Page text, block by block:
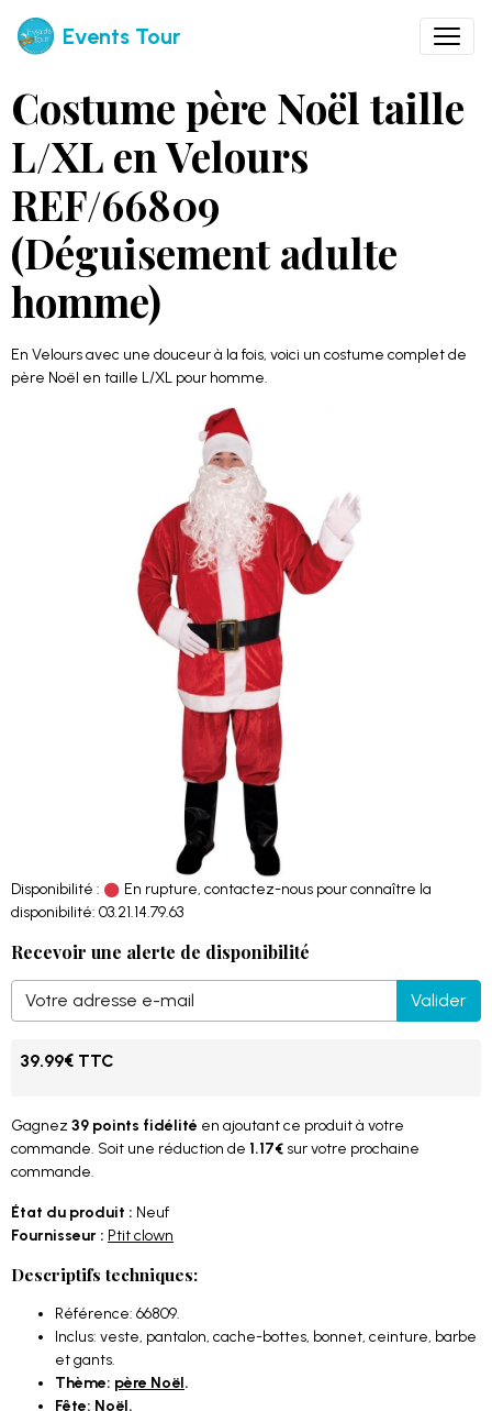
Events Tour
Costume père Noël taille
L/XL en Velours
REF/66809
(Déguisement adulte
homme)
En Velours avec une douceur à la fois, voici un costume complet de
père Noël en taille L/XL pour homme.
Disponibilité :
En rupture, contactez-nous pour connaître la
disponibilité: 03.21.14.79.63
Recevoir une alerte de disponibilité
Valider
39.99€ TTC
Gagnez 39 points fidélité en ajoutant ce produit à votre
commande. Soit une réduction de 1.17€ sur votre prochaine
commande.
État du produit : Neuf
Fournisseur : Ptit clown
Descriptifs techniques:
Référence: 66809.
Inclus: veste, pantalon, cache-bottes, bonnet, ceinture, barbe
et gants.
Thème: père Noël.
Fête: Noël.